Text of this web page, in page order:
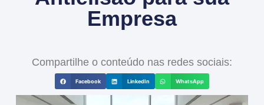
Empresa
Compartilhe o conteúdo nas redes sociais:
Facebook LinkedIn WhatsApp